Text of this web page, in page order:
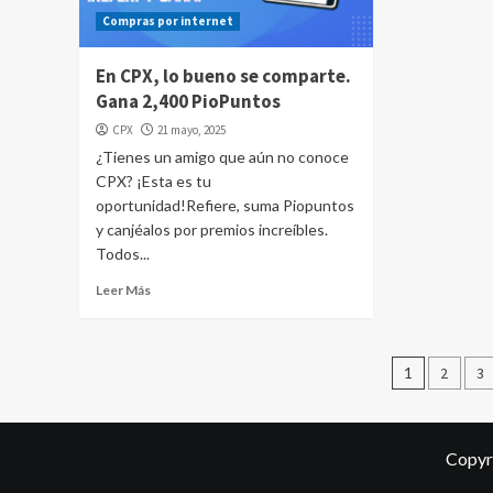
Compras por internet
En CPX, lo bueno se comparte.
Gana 2,400 PioPuntos
CPX 21 mayo, 2025
¿Tienes un amigo que aún no conoce
CPX? ¡Esta es tu
oportunidad!Refiere, suma Piopuntos
y canjéalos por premios increíbles.
Todos...
Leer Más
1 2 3